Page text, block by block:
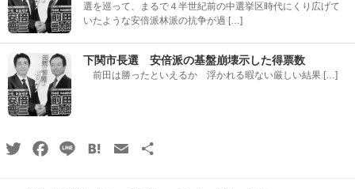
選を巡って、まるで４半世紀前の中選挙区時代にくり広げて
いたような安倍派林派の抗争が過 […]
下関市長選 安倍派の基盤崩壊示した得票数
前田は勝ったといえるか 浮かれる暇ない厳しい結果 […]
TwitterFacebook
Line HatenaEmail